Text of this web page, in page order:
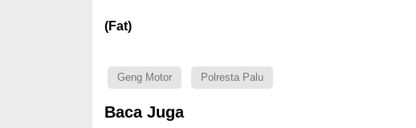
(Fat)
Geng Motor Polresta Palu
Baca Juga